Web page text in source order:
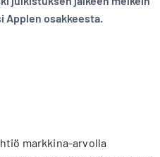
Applen osakkeesta.
markkina-arvolla